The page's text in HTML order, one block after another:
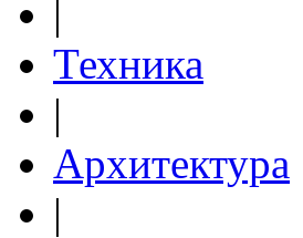
|
Техника
|
Архитектура
|